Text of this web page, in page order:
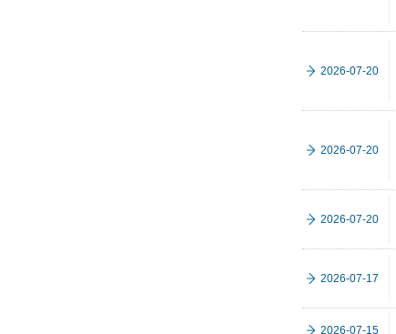
2026-07-20
2026-07-20
2026-07-20
2026-07-17
2026-07-15